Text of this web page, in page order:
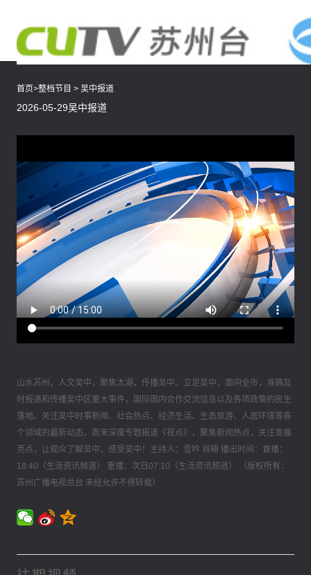
首页>整档节目 > 吴中报道
2026-05-29吴中报道
山水苏州，人文吴中，聚焦太湖，传播吴中。立足吴中，面向全市，准确及
时报道和传播吴中区重大事件，国际国内合作交流信息以及各项政策的民生
落地。关注吴中时事新闻、社会热点、经济生活、生态旅游、人居环境等各
个领域的最新动态。周末深度专题报道《视点》，聚焦新闻热点，关注发展
亮点，让观众了解吴中，感受吴中！主持人：雪吟 肖楠 播出时间：首播：
18:40（生活资讯频道） 重播：次日07:10（生活资讯频道） （版权所有：
苏州广播电视总台 未经允许不得转载）